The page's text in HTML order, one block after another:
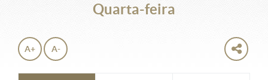
Quarta-feira
A+ A-